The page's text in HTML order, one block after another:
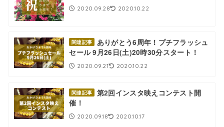
2020.09.28 2020.10.22
関連記事
ありがとう6周年！プチフラッシュ
セール 9月26日(土)20時30分スタート！
2020.09.21 2020.10.22
関連記事
第2回インスタ映えコンテスト開
催！
2020.09.18 2020.10.17